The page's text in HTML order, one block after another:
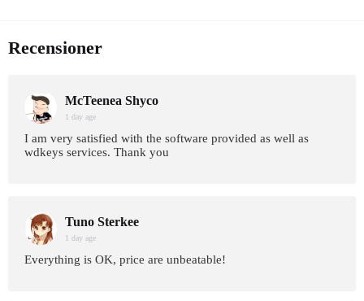
Recensioner
McTeenea Shyco
1 day age
I am very satisfied with the software provided as well as
wdkeys services. Thank you
Tuno Sterkee
1 day age
Everything is OK, price are unbeatable!